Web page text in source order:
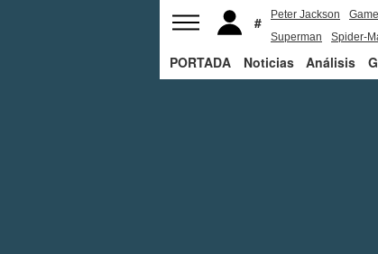
Peter Jackson
Superman
Spider-
PORTADA Noticias Análisis